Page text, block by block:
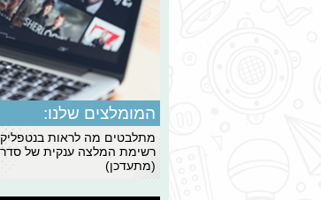
המומלצים שלנו:
מתלבטים מה לראות
רשימת המלצה ענקית של
(מתעדכן)